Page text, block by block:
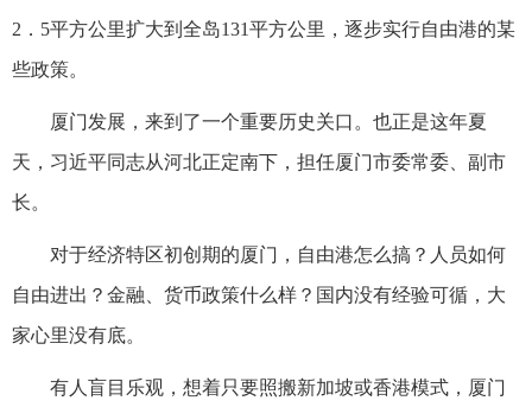
2．5平方公里扩大到全岛131平方公里，逐步实行自由港的某
些政策。
厦门发展，来到了一个重要历史关口。也正是这年夏
天，习近平同志从河北正定南下，担任厦门市委常委、副市
长。
对于经济特区初创期的厦门，自由港怎么搞？人员如何
自由进出？金融、货币政策什么样？国内没有经验可循，大
家心里没有底。
有人盲目乐观，想着只要照搬新加坡或香港模式，厦门